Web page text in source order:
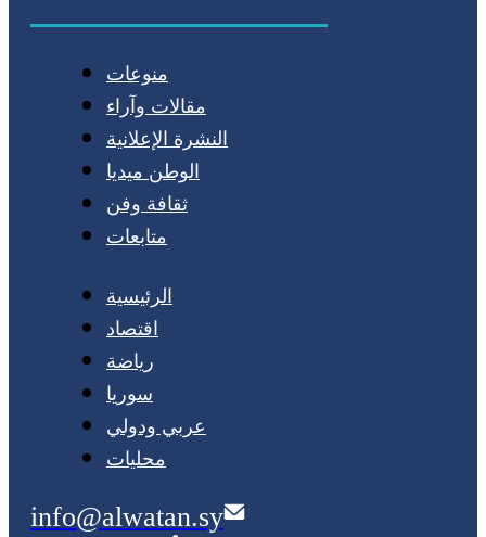
منوعات
مقالات وآراء
النشرة الإعلانية
الوطن ميديا
ثقافة وفن
متابعات
الرئيسية
اقتصاد
رياضة
سوريا
عربي ودولي
محليات
info@alwatan.sy